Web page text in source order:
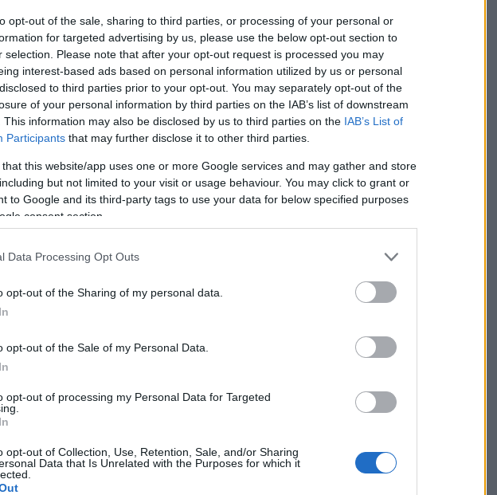
opt-out of the sale, sharing to third parties, or processing of your personal or
for targeted advertising by us, please use the below opt-out section to
selection. Please note that after your opt-out request is processed you may
interest-based ads based on personal information utilized by us or personal
to third parties prior to your opt-out. You may separately opt-out of the
of your personal information by third parties on the IAB’s list of downstream
This information may also be disclosed by us to third parties on the IAB’s List of
Participants that may further disclose it to other third parties.
that this website/app uses one or more Google services and may gather and store
but not limited to your visit or usage behaviour. You may click to grant or
to Google and its third-party tags to use your data for below specified purposes
consent section.
Data Processing Opt Outs
opt-out of the Sharing of my personal data.
opt-out of the Sale of my Personal Data.
opt-out of processing my Personal Data for Targeted
opt-out of Collection, Use, Retention, Sale, and/or Sharing
Data that Is Unrelated with the Purposes for which it
sul risparmio energetico e
dal programma Caterpillar di Rai Radio2.
attività e coinvolge un numero sempre
La campagna, che si svolge dal 16 al , si
cruciali come la sostenibilità e la moda
dell’attenzione